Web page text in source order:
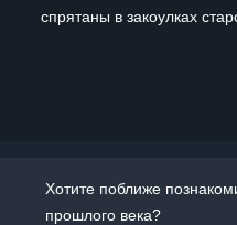
спрятаны в закоулках
Хотите поближе
прошлого века?